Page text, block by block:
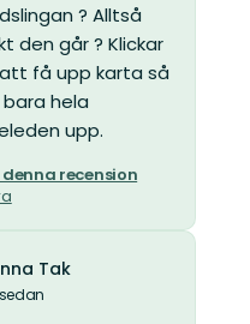
? Alltså
den går ? Klickar
få upp karta så
hela
upp.
recension
Tak